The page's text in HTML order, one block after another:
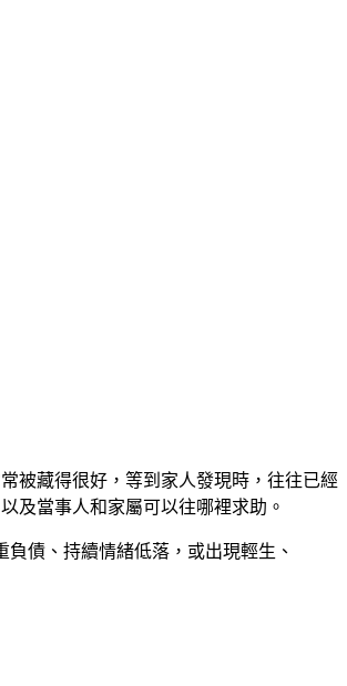
被藏得很好，等到家人發現時，往往已經
及當事人和家屬可以往哪裡求助。
債、持續情緒低落，或出現輕生、